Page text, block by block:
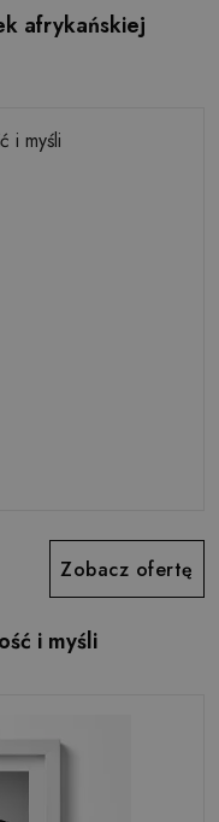
afrykańskiej
Zobacz ofertę
i myśli